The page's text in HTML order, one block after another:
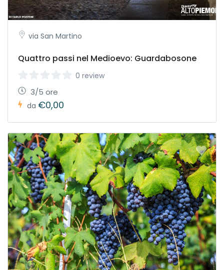
via San Martino
Quattro passi nel Medioevo: Guardabosone
0 review
3/5 ore
da €0,00